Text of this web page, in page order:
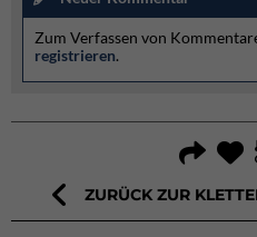
Zum Verfassen von
registrieren.
ZURÜCK ZUR